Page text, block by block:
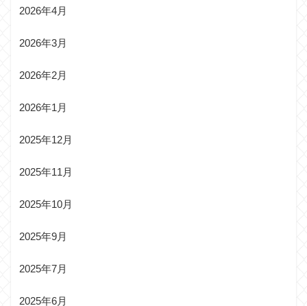
2026年4月
2026年3月
2026年2月
2026年1月
2025年12月
2025年11月
2025年10月
2025年9月
2025年7月
2025年6月